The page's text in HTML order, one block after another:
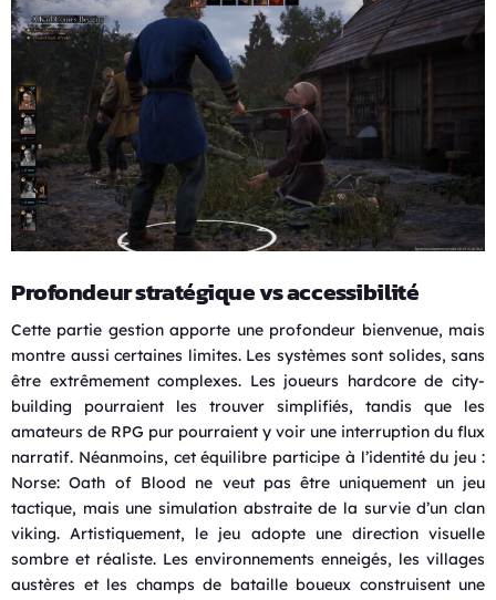
Profondeur stratégique vs accessibilité
Cette partie gestion apporte une profondeur bienvenue, mais
montre aussi certaines limites. Les systèmes sont solides, sans
être extrêmement complexes. Les joueurs hardcore de city-
building pourraient les trouver simplifiés, tandis que les
amateurs de RPG pur pourraient y voir une interruption du flux
narratif. Néanmoins, cet équilibre participe à l’identité du jeu :
Norse: Oath of Blood ne veut pas être uniquement un jeu
tactique, mais une simulation abstraite de la survie d’un clan
viking. Artistiquement, le jeu adopte une direction visuelle
sombre et réaliste. Les environnements enneigés, les villages
austères et les champs de bataille boueux construisent une